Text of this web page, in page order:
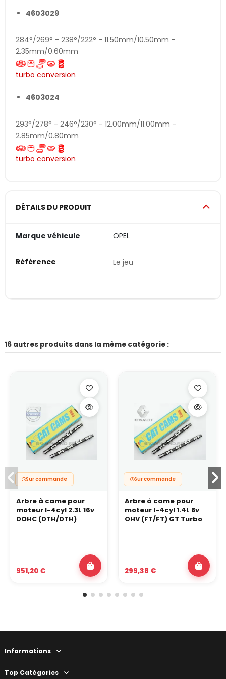
4603029
284°/269° - 238°/222° - 11.50mm/10.50mm -
2.35mm/0.60mm
turbo conversion
4603024
293°/278° - 246°/230° - 12.00mm/11.00mm -
2.85mm/0.80mm
turbo conversion
DÉTAILS DU PRODUIT
Marque véhicule OPEL
Référence Le jeu
16 autres produits dans la même catégorie :
Sur commande
Arbre à came pour
moteur I-4cyl 2.3L 16v
DOHC (DTH/DTH)
951,20 €
Sur commande
Arbre à came pour
moteur I-4cyl 1.4L 8v
OHV (FT/FT) GT Turbo
299,38 €
Informations
Top Catégories